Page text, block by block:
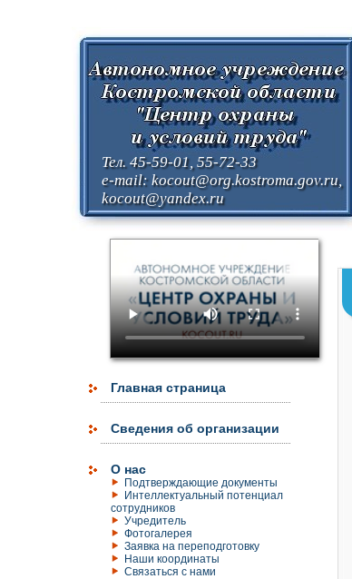
Тел. 45-59-01, 55-72-33
e-mail:kocout@org.kostroma.gov.ru,
kocout@yandex.ru
Главная страница
Сведения об организации
О нас
Подтверждающие документы
Интеллектуальный потенциал
сотрудников
Учредитель
Фотогалерея
Заявка на переподготовку
Наши координаты
Связаться с нами